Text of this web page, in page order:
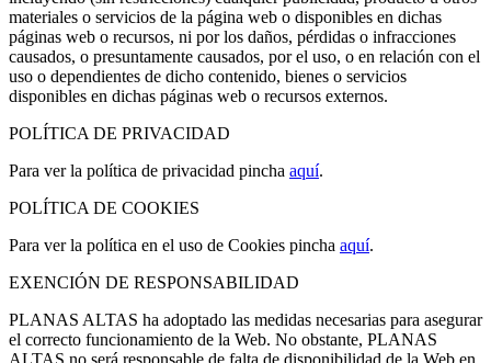
materiales o servicios de la página web o disponibles en dichas
páginas web o recursos, ni por los daños, pérdidas o infracciones
causados, o presuntamente causados, por el uso, o en relación con el
uso o dependientes de dicho contenido, bienes o servicios
disponibles en dichas páginas web o recursos externos.
POLÍTICA DE PRIVACIDAD
Para ver la política de privacidad pincha aquí.
POLÍTICA DE COOKIES
Para ver la política en el uso de Cookies pincha aquí.
EXENCIÓN DE RESPONSABILIDAD
PLANAS ALTAS ha adoptado las medidas necesarias para asegurar
el correcto funcionamiento de la Web. No obstante, PLANAS